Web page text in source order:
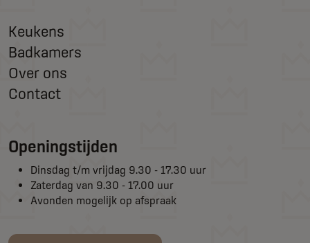
Keukens
Badkamers
Over ons
Contact
Openingstijden
Dinsdag t/m vrijdag 9.30 - 17.30 uur
Zaterdag van 9.30 - 17.00 uur
Avonden mogelijk op afspraak